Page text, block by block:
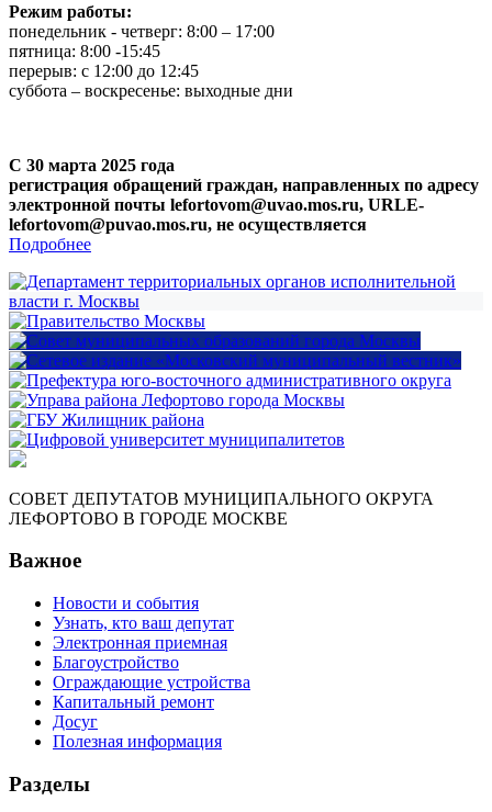
Режим работы:
понедельник - четверг: 8:00 – 17:00
пятница: 8:00 -15:45
перерыв: с 12:00 до 12:45
суббота – воскресенье: выходные дни
С 30 марта 2025 года
регистрация обращений граждан, направленных по адресу
электронной почты lefortovom@uvao.mos.ru, URLE-
lefortovom@puvao.mos.ru, не осуществляется
Подробнее
СОВЕТ ДЕПУТАТОВ МУНИЦИПАЛЬНОГО ОКРУГА
ЛЕФОРТОВО В ГОРОДЕ МОСКВЕ
Важное
Новости и события
Узнать, кто ваш депутат
Электронная приемная
Благоустройство
Ограждающие устройства
Капитальный ремонт
Досуг
Полезная информация
Разделы